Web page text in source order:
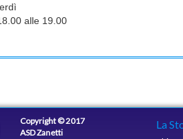
alle 19.00
Copyright © 2017
ASD Zanetti
La